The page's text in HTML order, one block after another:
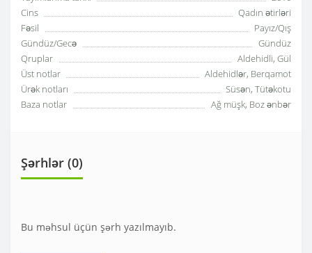
Cins
Qadın ətirləri
Fəsil
Payız/Qış
Gündüz/Gecə
Gündüz
Qruplar
Aldehidli, Gül
Üst notlar
Aldehidlər, Berqamot
Ürək notları
Süsən, Tütəkotu
Baza notlar
Ağ müşk, Boz ənbər
Şərhlər (0)
Bu məhsul üçün şərh yazılmayıb.